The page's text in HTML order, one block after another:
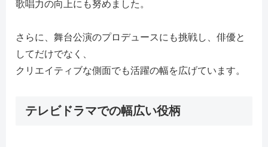
歌唱力の向上にも努めました。
さらに、舞台公演のプロデュースにも挑戦し、俳優と
してだけでなく、
クリエイティブな側面でも活躍の幅を広げています。
テレビドラマでの幅広い役柄